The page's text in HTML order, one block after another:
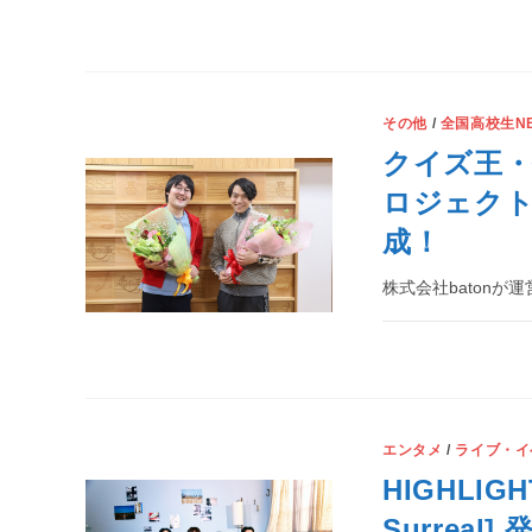
その他 / 全国高校生
クイズ王
ロジェク
成！
株式会社batonが
エンタメ / ライブ・